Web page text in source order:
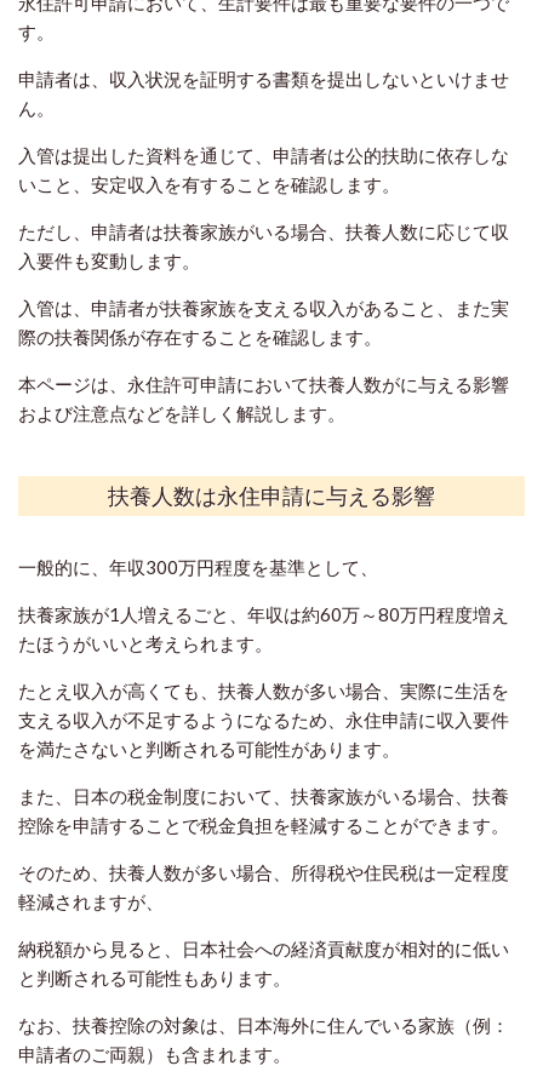
す。
申請者は、収入状況を証明する書類を提出しないといけませ
ん。
入管は提出した資料を通じて、申請者は公的扶助に依存しな
いこと、安定収入を有することを確認します。
ただし、申請者は扶養家族がいる場合、扶養人数に応じて収
入要件も変動します。
入管は、申請者が扶養家族を支える収入があること、また実
際の扶養関係が存在すること を確認します。
本ページは、永住許可申請において扶養人数がに与える影響
および注意点などを詳しく解説します。
扶養人数は永住申請に与える影響
一般的に、年収300万円程度を基準として、
扶養家族が1人増えるごと、年収は約60万～80万円程度増え
たほうがいいと考えられます。
たとえ収入が高くても、扶養人数が多い場合、実際に生活を
支える収入が不足するようになるため、永住申請に収入要件
を満たさないと判断される可能性があります。
また、日本の税金制度において、扶養家族がいる場合、扶養
控除を申請することで税金負担を軽減することができます。
そのため、扶養人数が多い場合、所得税や住民税は一定程度
軽減されますが、
納税額から見ると、日本社会への経済貢献度が相対的に低い
と判断される可能性もあります。
なお、扶養控除の対象は、日本海外に住んでいる家族（例：
申請者のご両親）も含まれます。